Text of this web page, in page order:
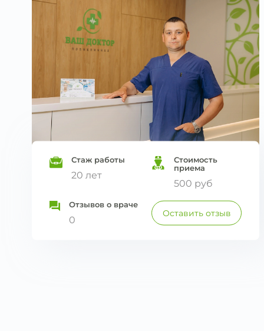
Стаж работы
20 лет
Стоимость
приема
500 руб
Отзывов о враче
0
Оставить отзыв